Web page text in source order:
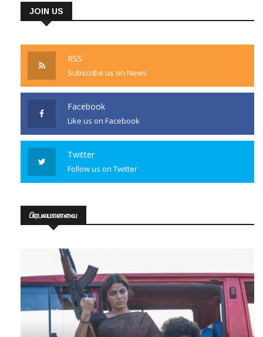
JOIN US
RSS
Subscribe us on News
Facebook
Like us on Facebook
Twitter
Follow us on Twitter
பிரபலமானவை